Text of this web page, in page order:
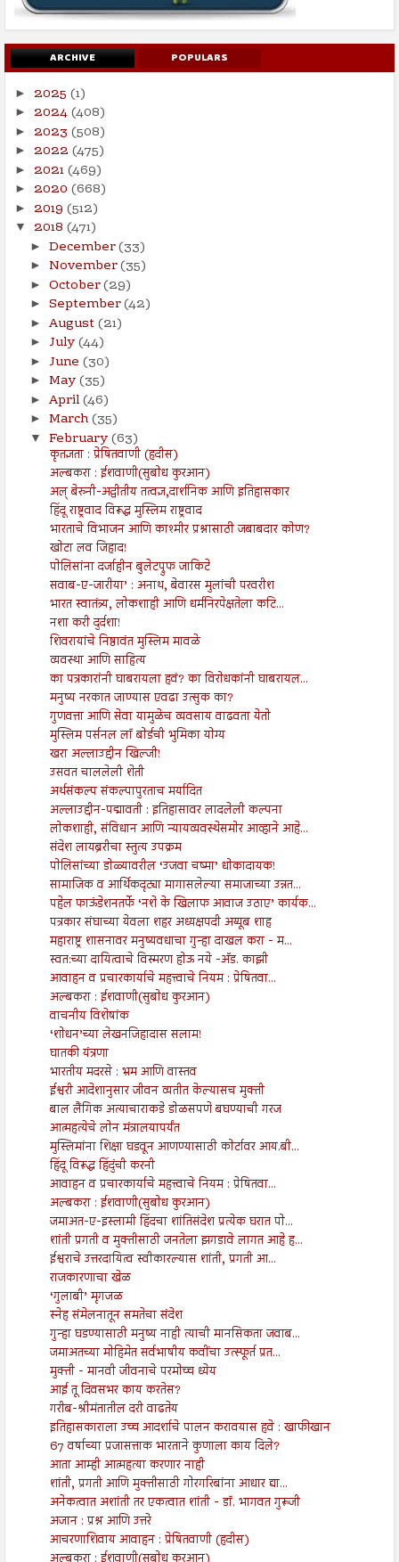
ARCHIVE POPULARS
► 2025 (1)
► 2024(408)
► 2023 (508)
► 2022 (475)
► 2021(469)
► 2020 (668)
► 2019 (512)
▼ 2018 (471)
► December(33)
► November(35)
► October(29)
► September(42)
► August(21)
► July(44)
► June (30)
► May(35)
► April(46)
► March(35)
▼ February(63)
कृतज्ञता : प्रेषितवाणी (हदीस)
अल्बकरा : ईशवाणी(सुबोध कुरआन)
अल् बेरुनी-अद्वीतीय तत्वज्ञ,दार्शनिक आणि इतिहासकार
हिंदू राष्ट्रवाद विरूद्ध मुस्लिम राष्ट्रवाद
भारताचे विभाजन आणि काश्मीर प्रश्नासाठी जबाबदार कोण?
खोटा लव जिहाद!
पोलिसांना दर्जाहीन बुलेटप्रुफ जाकिटे
सवाब-ए-जारीया’ : अनाथ, बेवारस मुलांची परवरीश
भारत स्वातंत्र्य, लोकशाही आणि धर्मनिरपेक्षतेला कटि...
नशा करी दुर्दशा!
शिवरायांचे निष्ठावंत मुस्लिम मावळे
व्यवस्था आणि साहित्य
का पत्रकारांनी घाबरायला हवं? का विरोधकांनी घाबरायल...
मनुष्य नरकात जाण्यास एवढा उत्सुक का?
गुणवत्ता आणि सेवा यामुळेच व्यवसाय वाढवता येतो
मुस्लिम पर्सनल लॉ बोर्डची भुमिका योग्य
खरा अल्लाउद्दीन खिल्जी!
उसवत चाललेली शेती
अर्थसंकल्प संकल्पापुरताच मर्यादित
अल्लाउद्दीन-पद्मावती : इतिहासावर लादलेली कल्पना
लोकशाही, संविधान आणि न्यायव्यवस्थेसमोर आव्हाने आहे...
संदेश लायब्ररीचा स्तुत्य उपक्रम
पोलिसांच्या डोळ्यावरील ‘उजवा चष्मा’ धोकादायक!
सामाजिक व आर्थिकदृट्या मागासलेल्या समाजाच्या उन्नत...
पहेल फाऊंडेशनतर्फे ‘नशे के खिलाफ आवाज उठाए’ कार्यक...
पत्रकार संघाच्या येवला शहर अध्यक्षपदी अय्यूब शाह
महाराष्ट्र शासनावर मनुष्यवधाचा गुन्हा दाखल करा - म...
स्वत:च्या दायित्वाचे विस्मरण होऊ नये -अ‍ॅड. काझी
आवाहन व प्रचारकार्याचे महत्त्वाचे नियम : प्रेषितवा...
अल्बकरा : ईशवाणी(सुबोध कुरआन)
वाचनीय विशेषांक
‘शोधन’च्या लेखनजिहादास सलाम!
घातकी यंत्रणा
भारतीय मदरसे : भ्रम आणि वास्तव
ईश्वरी आदेशानुसार जीवन व्यतीत केल्यासच मुक्ती
बाल लैंगिक अत्याचाराकडे डोळसपणे बघण्याची गरज
आत्महत्येचे लोन मंत्रालयापर्यंत
मुस्लिमांना शिक्षा घडवून आणण्यासाठी कोर्टावर आय.बी...
हिंदू विरूद्ध हिंदुंची करनी
आवाहन व प्रचारकार्याचे महत्त्वाचे नियम : प्रेषितवा...
अल्बकरा : ईशवाणी(सुबोध कुरआन)
जमाअत-ए-इस्लामी हिंदचा शांतिसंदेश प्रत्येक घरात पो...
शांती प्रगती व मुक्तीसाठी जनतेला झगडावे लागत आहे ह...
ईश्वराचे उत्तरदायित्व स्वीकारल्यास शांती, प्रगती आ...
राजकारणाचा खेळ
‘गुलाबी’ मृगजळ
स्नेह संमेलनातून समतेचा संदेश
गुन्हा घडण्यासाठी मनुष्य नाही त्याची मानसिकता जवाब...
जमाअतच्या मोहिमेत सर्वभाषीय कवींचा उत्स्फूर्त प्रत...
मुक्ती - मानवी जीवनाचे परमोच्च ध्येय
आई तू दिवसभर काय करतेस?
गरीब-श्रीमंतातील दरी वाढतेय
इतिहासकाराला उच्च आदर्शाचे पालन करावयास हवे : खाफीखान
67 वर्षाच्या प्रजासत्ताक भारताने कुणाला काय दिले?
आता आम्ही आत्महत्या करणार नाही
शांती, प्रगती आणि मुक्तीसाठी गोरगरिबांना आधार द्या...
अनेकत्वात अशांती तर एकत्वात शांती - डॉ. भागवत गुरूजी
अजान : प्रश्न आणि उत्तरे
आचरणाशिवाय आवाहन : प्रेषितवाणी (हदीस)